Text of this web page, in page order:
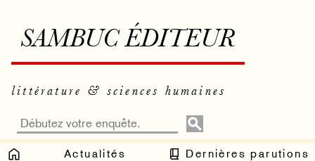
SAMBUC ÉDITEUR
littérature & sciences humaines
Actualités
Dernières parutions